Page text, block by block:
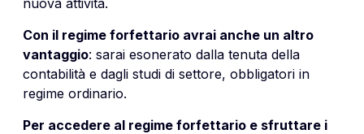
Con il regime forfettario avrai anche un altro
vantaggio: sarai esonerato dalla tenuta della
contabilità e dagli studi di settore, obbligatori in
regime ordinario.
Per accedere al regime forfettario e sfruttare i